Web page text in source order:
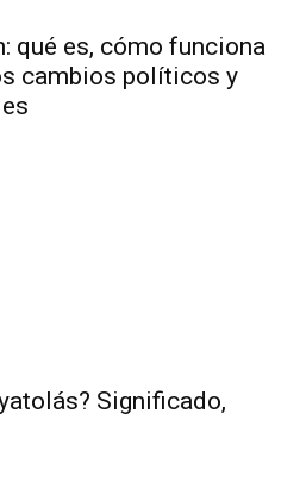
qué es, cómo funciona
cambios políticos y
Significado,